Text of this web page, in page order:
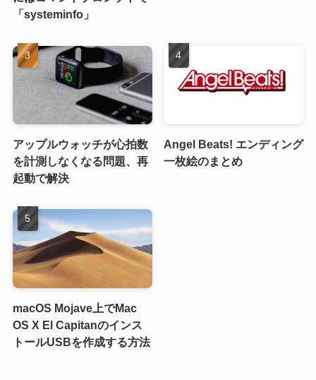
「systeminfo」
アップルウォッチが心拍数
を計測しなくなる問題、再
起動で解決
Angel Beats! エンディング
一枚絵のまとめ
macOS Mojave上でMac
OS X El Capitanのインス
トールUSBを作成する方法